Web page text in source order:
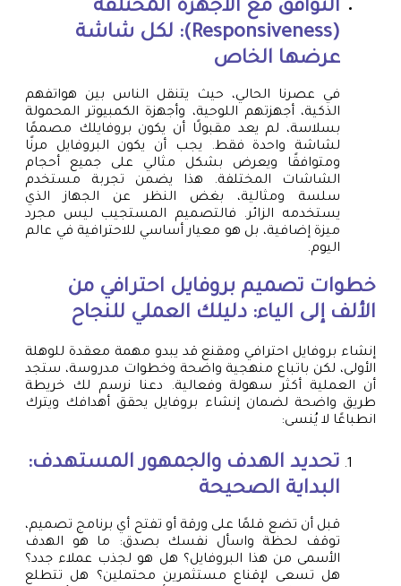
التوافق مع الأجهزة المختلفة
(Responsiveness): لكل شاشة
عرضها الخاص
في عصرنا الحالي، حيث يتنقل الناس بين هواتفهم
الذكية، أجهزتهم اللوحية، وأجهزة الكمبيوتر المحمولة
بسلاسة، لم يعد مقبولًا أن يكون بروفايلك مصممًا
لشاشة واحدة فقط. يجب أن يكون البروفايل مرنًا
ومتوافقًا ويعرض بشكل مثالي على جميع أحجام
الشاشات المختلفة. هذا يضمن تجربة مستخدم
سلسة ومثالية، بغض النظر عن الجهاز الذي
يستخدمه الزائر. فالتصميم المستجيب ليس مجرد
ميزة إضافية، بل هو معيار أساسي للاحترافية في عالم
اليوم.
خطوات تصميم بروفايل احترافي من
الألف إلى الياء: دليلك العملي للنجاح
إنشاء بروفايل احترافي ومقنع قد يبدو مهمة معقدة للوهلة
الأولى، لكن باتباع منهجية واضحة وخطوات مدروسة، ستجد
أن العملية أكثر سهولة وفعالية. دعنا نرسم لك خريطة
طريق واضحة لضمان إنشاء بروفايل يحقق أهدافك ويترك
انطباعًا لا يُنسى:
تحديد الهدف والجمهور المستهدف:
البداية الصحيحة
قبل أن تضع قلمًا على ورقة أو تفتح أي برنامج تصميم،
توقف لحظة واسأل نفسك بصدق: ما هو الهدف
الأسمى من هذا البروفايل؟ هل هو لجذب عملاء جدد؟
هل تسعى لإقناع مستثمرين محتملين؟ هل تتطلع